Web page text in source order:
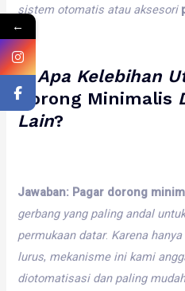
sistem otomatis atau aksesori
2.Apa Kelebihan
Dorong Minimalis
Lain?
Jawaban: Pagar dorong
gerbang yang paling andal
permukaan datar. Karena hanya
lurus, mekanisme ini kami
diotomatisasi dan paling
←